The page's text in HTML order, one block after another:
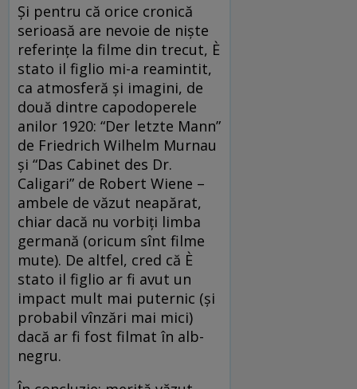
Şi pentru că orice cronică
serioasă are nevoie de nişte
referinţe la filme din trecut, È
stato il figlio mi-a reamintit,
ca atmosferă şi imagini, de
două dintre capodoperele
anilor 1920: “Der letzte Mann”
de Friedrich Wilhelm Murnau
şi “Das Cabinet des Dr.
Caligari” de Robert Wiene –
ambele de văzut neapărat,
chiar dacă nu vorbiţi limba
germană (oricum sînt filme
mute). De altfel, cred că È
stato il figlio ar fi avut un
impact mult mai puternic (şi
probabil vînzări mai mici)
dacă ar fi fost filmat în alb-
negru.